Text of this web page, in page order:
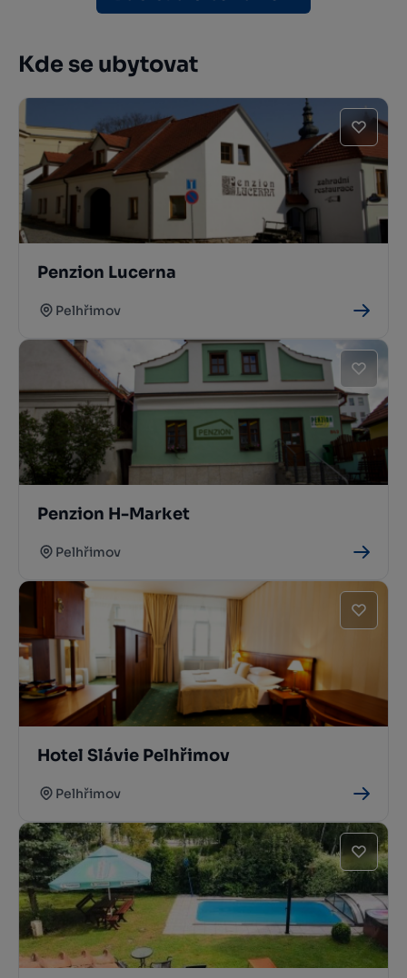
Kde se ubytovat
Penzion Lucerna
Pelhřimov
Penzion H-Market
Pelhřimov
Hotel Slávie Pelhřimov
Pelhřimov